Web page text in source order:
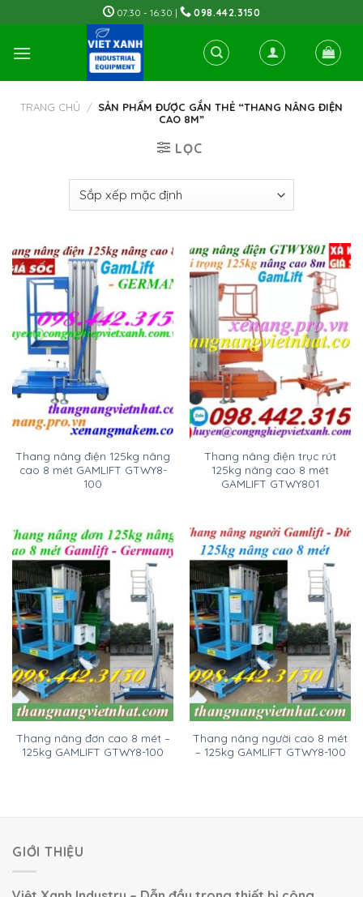
to
content
07:30 - 16:30 | 098.442.3150
TRANG CHỦ / SẢN PHẨM ĐƯỢC GẮN THẺ “THANG NÂNG ĐIỆN
CAO 8M”
LỌC
Thang nâng điện 125kg nâng
cao 8 mét GAMLIFT GTWY8-
100
Thang nâng điện trục rút
125kg nâng cao 8 mét
GAMLIFT GTWY801
Thang nâng đơn cao 8 mét –
125kg GAMLIFT GTWY8-100
Thang nâng người cao 8 mét
– 125kg GAMLIFT GTWY8-100
GIỚI THIỆU